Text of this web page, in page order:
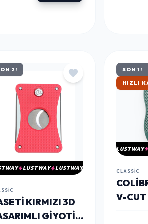
2!
LUSTWAY LUSTWAY
KIRMIZI 3D
GIYOTIN
SON 1!
ÇOK
LUSTWAY
CLASSIC
V-CUT